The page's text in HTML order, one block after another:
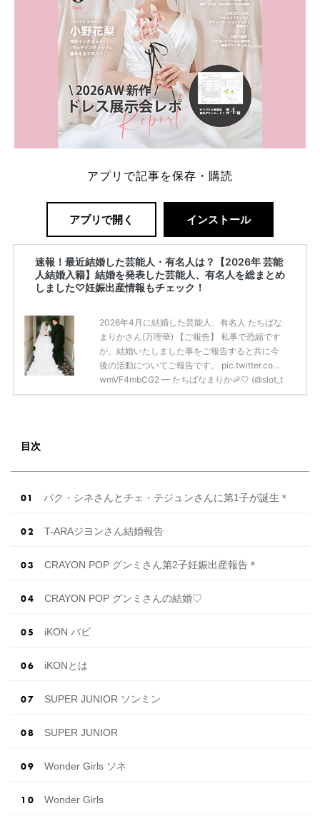
アプリで記事を保存・購読
アプリで開く インストール
速報！最近結婚した芸能人・有名人は？【2026年 芸能
人結婚入籍】結婚を発表した芸能人、有名人を総まとめ
しました♡妊娠出産情報もチェック！
2026年4月に結婚した芸能人、有名人 たちばな
まりかさん(万理華) 【ご報告】 私事で恐縮です
が、結婚いたしました事をご報告すると共に今
後の活動についてご報告です。 pic.twitter.com/
wmVF4mbCG2 — たちばなまりか🦐🤍 (@slot_t
_mrk) April 30, 2026 パチンコ・スロット業界で
目次
パク・シネさんとチェ・テジュンさんに第1子が誕生＊
T-ARAジヨンさん結婚報告
CRAYON POP グンミさん第2子妊娠出産報告＊
CRAYON POP グンミさんの結婚♡
iKON バビ
iKONとは
SUPER JUNIOR ソンミン
SUPER JUNIOR
Wonder Girls ソネ
Wonder Girls